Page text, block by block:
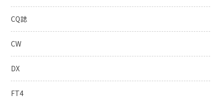
CQ誌
CW
DX
FT4